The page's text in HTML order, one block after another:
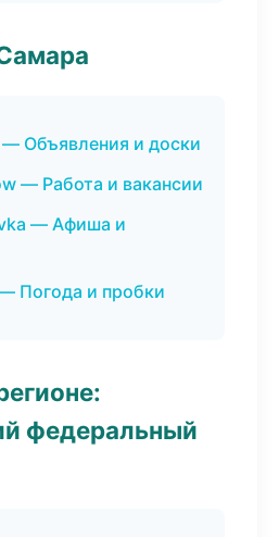
Объявления и доски
— Работа и вакансии
— Афиша и
Погода и пробки
федеральный